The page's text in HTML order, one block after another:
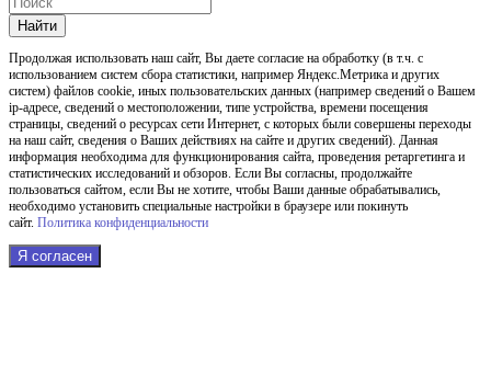
Найти
Продолжая использовать наш cайт, Вы даете согласие на обработку (в т.ч. с
использованием систем сбора статистики, например Яндекс.Метрика и других
систем) файлов cookie, иных пользовательских данных (например сведений о Вашем
ip-адресе, сведений о местоположении, типе устройства, времени посещения
страницы, сведений о ресурсах сети Интернет, с которых были совершены переходы
на наш сайт, сведения о Ваших действиях на сайте и других сведений). Данная
информация необходима для функционирования сайта, проведения ретаргетинга и
статистических исследований и обзоров. Если Вы согласны, продолжайте
пользоваться сайтом, если Вы не хотите, чтобы Ваши данные обрабатывались,
необходимо установить специальные настройки в браузере или покинуть
сайт. Политика конфиденциальности
Я согласен